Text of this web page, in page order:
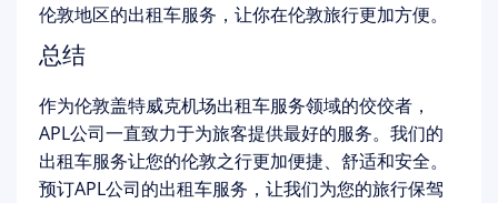
伦敦地区的出租车服务，让你在伦敦旅行更加方便。
总结
作为伦敦盖特威克机场出租车服务领域的佼佼者，
APL公司一直致力于为旅客提供最好的服务。我们的
出租车服务让您的伦敦之行更加便捷、舒适和安全。
预订APL公司的出租车服务，让我们为您的旅行保驾